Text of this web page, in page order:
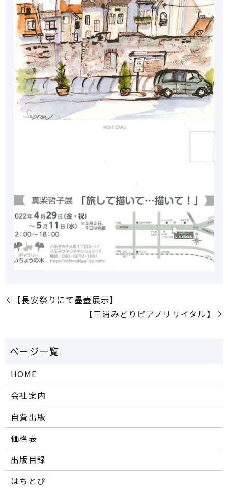
【長安祭りにて墨壺展示】
【三浦みどりピアノリサイタル】
HOME
会社案内
自費出版
価格表
出版目録
はちとぴ